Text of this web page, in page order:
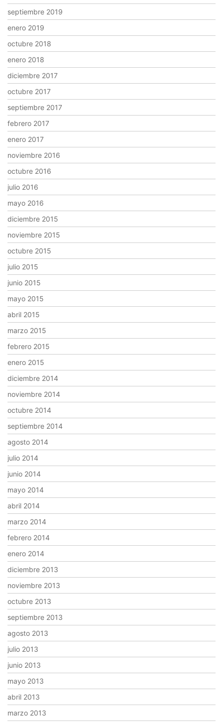
septiembre 2019
enero 2019
octubre 2018
enero 2018
diciembre 2017
octubre 2017
septiembre 2017
febrero 2017
enero 2017
noviembre 2016
octubre 2016
julio 2016
mayo 2016
diciembre 2015
noviembre 2015
octubre 2015
julio 2015
junio 2015
mayo 2015
abril 2015
marzo 2015
febrero 2015
enero 2015
diciembre 2014
noviembre 2014
octubre 2014
septiembre 2014
agosto 2014
julio 2014
junio 2014
mayo 2014
abril 2014
marzo 2014
febrero 2014
enero 2014
diciembre 2013
noviembre 2013
octubre 2013
septiembre 2013
agosto 2013
julio 2013
junio 2013
mayo 2013
abril 2013
marzo 2013